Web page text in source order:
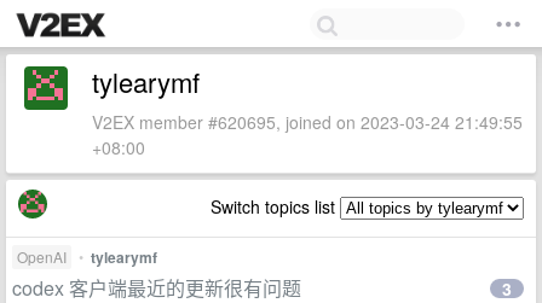
tylearymf
V2EX member #620695, joined on 2023-03-24 21:49:55
+08:00
Switch topics list
OpenAI • tylearymf
codex 客户端最近的更新很有问题 3